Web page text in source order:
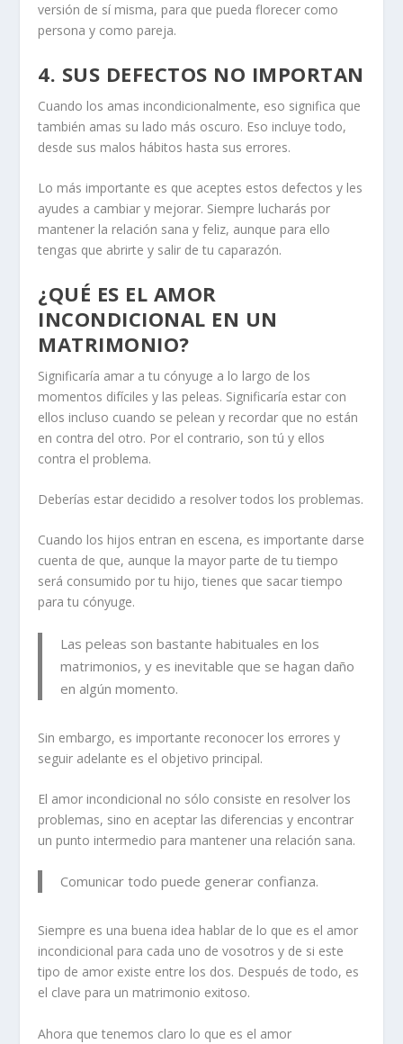
versión de sí misma, para que pueda florecer como
persona y como pareja.
4. SUS DEFECTOS NO IMPORTAN
Cuando los amas incondicionalmente, eso significa que
también amas su lado más oscuro. Eso incluye todo,
desde sus malos hábitos hasta sus errores.
Lo más importante es que aceptes estos defectos y les
ayudes a cambiar y mejorar. Siempre lucharás por
mantener la relación sana y feliz, aunque para ello
tengas que abrirte y salir de tu caparazón.
¿QUÉ ES EL AMOR
INCONDICIONAL EN UN
MATRIMONIO?
Significaría amar a tu cónyuge a lo largo de los
momentos difíciles y las peleas. Significaría estar con
ellos incluso cuando se pelean y recordar que no están
en contra del otro. Por el contrario, son tú y ellos
contra el problema.
Deberías estar decidido a resolver todos los problemas.
Cuando los hijos entran en escena, es importante darse
cuenta de que, aunque la mayor parte de tu tiempo
será consumido por tu hijo, tienes que sacar tiempo
para tu cónyuge.
Las peleas son bastante habituales en los
matrimonios, y es inevitable que se hagan daño
en algún momento.
Sin embargo, es importante reconocer los errores y
seguir adelante es el objetivo principal.
El amor incondicional no sólo consiste en resolver los
problemas, sino en aceptar las diferencias y encontrar
un punto intermedio para mantener una relación sana.
Comunicar todo puede generar confianza.
Siempre es una buena idea hablar de lo que es el amor
incondicional para cada uno de vosotros y de si este
tipo de amor existe entre los dos. Después de todo, es
el clave para un matrimonio exitoso.
Ahora que tenemos claro lo que es el amor